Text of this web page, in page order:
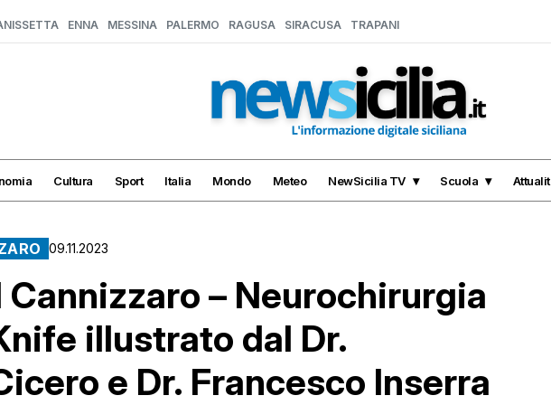
ENNA MESSINA PALERMO RAGUSA SIRACUSA TRAPANI
Cultura Sport Italia Mondo Meteo NewSicilia TV Scuola
09.11.2023
Cannizzaro – Neurochirurgia
illustrato dal Dr.
e Dr. Francesco Inserra